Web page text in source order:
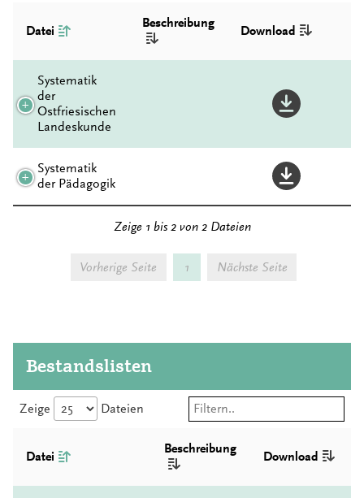
Datei
Beschreibung
Download
Systematik
der
Ostfriesischen
Landeskunde
Systematik
der Pädagogik
Zeige 1 bis 2 von 2 Dateien
Vorherige Seite 1 Nächste Seite
Bestandslisten
Zeige Dateien
Datei
Beschreibung
Download